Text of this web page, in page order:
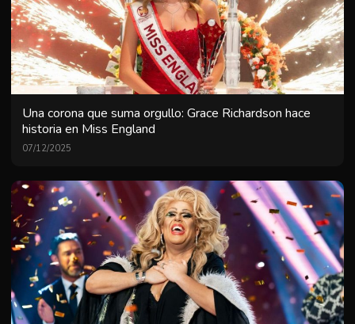
Una corona que suma orgullo: Grace Richardson hace
historia en Miss England
07/12/2025